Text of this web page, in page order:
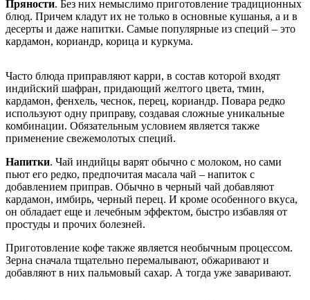
Пряности. Без них немыслимо приготовление традиционных
блюд. Причем кладут их не только в основные кушанья, а и в
десерты и даже напитки. Самые популярные из специй – это
кардамон, кориандр, корица и куркума.
Часто блюда приправляют карри, в состав которой входят
индийский шафран, придающий желтого цвета, тмин,
кардамон, фенхель, чеснок, перец, кориандр. Повара редко
используют одну приправу, создавая сложные уникальные
комбинации. Обязательным условием является также
применение свежемолотых специй.
Напитки. Чай индийцы варят обычно с молоком, но сами
пьют его редко, предпочитая масала чай – напиток с
добавлением приправ. Обычно в черный чай добавляют
кардамон, имбирь, черный перец. И кроме особенного вкуса,
он обладает еще и лечебным эффектом, быстро избавляя от
простуды и прочих болезней.
Приготовление кофе также является необычным процессом.
Зерна сначала тщательно перемалывают, обжаривают и
добавляют в них пальмовый сахар. А тогда уже заваривают.